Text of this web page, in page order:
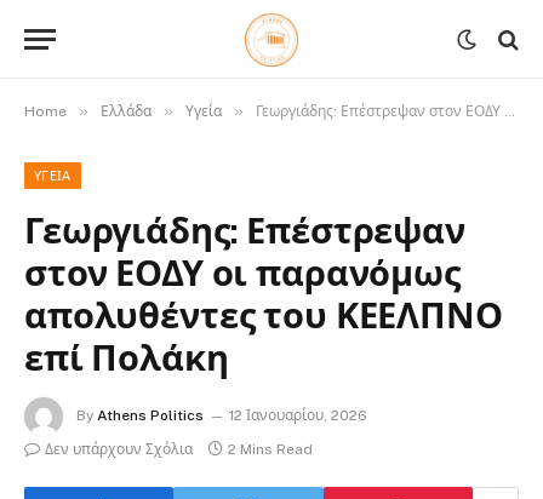
Home » Ελλάδα » Υγεία » Γεωργιάδης: Επέστρεψαν στον ΕΟΔΥ οι παρανόμως απολυθέντες του ΚΕΕΛΠΝΟ επί Πολάκη
ΥΓΕΊΑ
Γεωργιάδης: Επέστρεψαν
στον ΕΟΔΥ οι παρανόμως
απολυθέντες του ΚΕΕΛΠΝΟ
επί Πολάκη
By Athens Politics
12 Ιανουαρίου, 2026
Δεν υπάρχουν Σχόλια
2 Mins Read